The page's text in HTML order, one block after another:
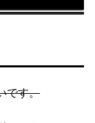
です。